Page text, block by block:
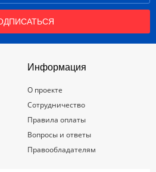
Информация
О проекте
Сотрудничество
Правила оплаты
Вопросы и ответы
Правообладателям